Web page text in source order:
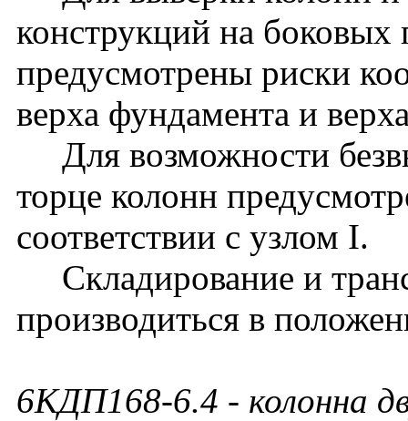
конструкций на боковых
предусмотрены риски
верха фундамента и
Для возможности
торце колонн
соответствии с узлом I.
Складирование и
производиться в
6КДП168-6.4 - колонна